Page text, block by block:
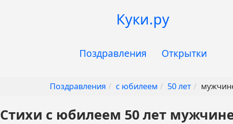
Куки.ру
Поздравления Открытки
Поздравления с юбилеем 50 лет
Стихи с юбилеем 50 лет